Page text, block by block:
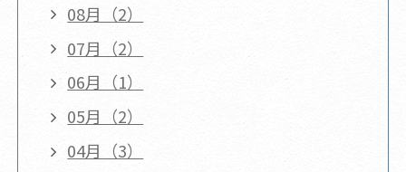
08月（2）
07月（2）
06月（1）
05月（2）
04月（3）